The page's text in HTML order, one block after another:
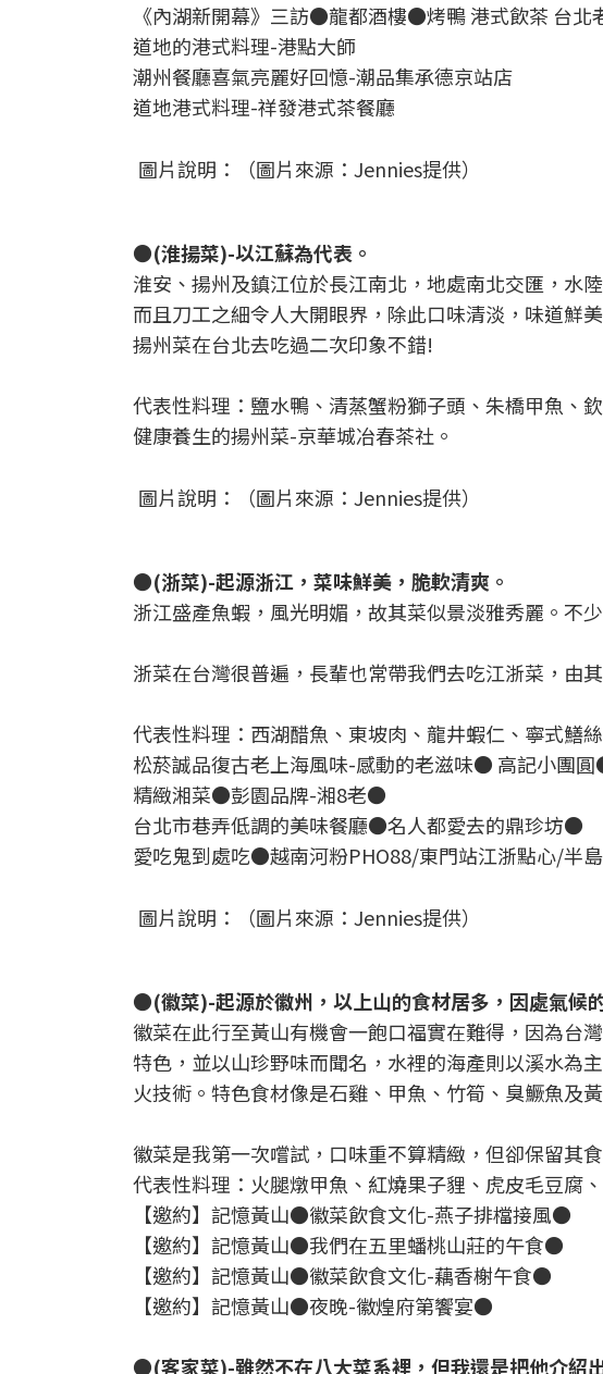
《內湖新開幕》三訪●龍都酒樓●烤鴨 港式飲茶 台北
道地的港式料理-港點大師
潮州餐廳喜氣亮麗好回憶-潮品集承德京站店
道地港式料理-祥發港式茶餐廳
圖片說明：（圖片來源：Jennies提供）
●(淮揚菜)-以江蘇為代表。
淮安、揚州及鎮江位於長江南北，地處南北交匯，水
而且刀工之細令人大開眼界，除此口味清淡，味道鮮
揚州菜在台北去吃過二次印象不錯!
代表性料理：鹽水鴨、清蒸蟹粉獅子頭、朱橋甲魚、
健康養生的揚州菜-京華城冶春茶社。
圖片說明：（圖片來源：Jennies提供）
●(浙菜)-起源浙江，菜味鮮美，脆軟清爽。
浙江盛產魚蝦，風光明媚，故其菜似景淡雅秀麗。不
浙菜在台灣很普遍，長輩也常帶我們去吃江浙菜，由
代表性料理：西湖醋魚、東坡肉、龍井蝦仁、寧式鱔
松菸誠品復古老上海風味-感動的老滋味● 高記小團
精緻湘菜●彭園品牌-湘8老●
台北市巷弄低調的美味餐廳●名人都愛去的鼎珍坊●
愛吃鬼到處吃●越南河粉PHO88/東門站江浙點心/半
圖片說明：（圖片來源：Jennies提供）
●(徽菜)-起源於徽州，以上山的食材居多，因處氣候
徽菜在此行至黃山有機會一飽口福實在難得，因為台
特色，並以山珍野味而聞名，水裡的海產則以溪水為
火技術。特色食材像是石雞、甲魚、竹筍、臭鱖魚及
徽菜是我第一次嚐試，口味重不算精緻，但卻保留其
代表性料理：火腿燉甲魚、紅燒果子貍、虎皮毛豆腐
【邀約】記憶黃山●徽菜飲食文化-燕子排檔接風●
【邀約】記憶黃山●我們在五里蟠桃山莊的午食●
【邀約】記憶黃山●徽菜飲食文化-藕香榭午食●
【邀約】記憶黃山●夜晚-徽煌府第饗宴●
●(客家菜)-雖然不在八大菜系裡，但我還是把他介紹